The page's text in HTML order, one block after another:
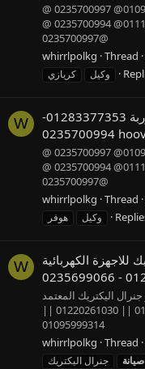
اكبر مركز اجهزة كريازي 01092279973@ 0235700997 @
01220261030@ 0235700994@ 01112124913@ 0235700994 @
0235700997@
whirrlpolkg Thread
كريازي
وكيل
W
رموز اعطال غسالة هوفر الكوربة 01283377353-
اكبر مركز اجهزة هوفر 01092279973@ 0235700997 @
01220261030@ 0235700994@ 01112124913@ 0235700994 @
0235700997@
whirrlpolkg Thread
هوفر
وكيل
W
للاجهزة الكهربائية
فى مصر الان 0235710008 مركز جنرال اليكتريك المعتمد
01092279973 || 01223179993 || 01112124913 || 01220261030 ||
01095999314
whirrlpolkg Thread
جنرال اليكتريك
صيانة